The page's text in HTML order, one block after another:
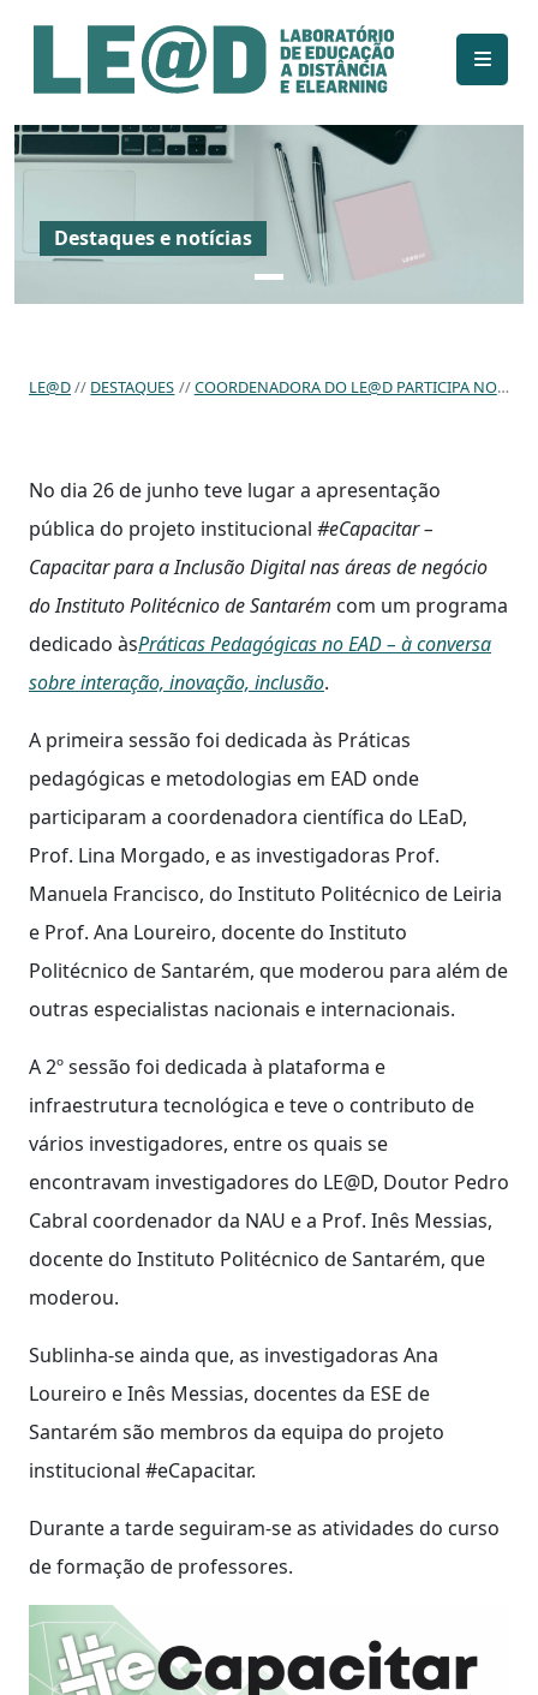
Ir para o conteúdo principal
Informações de acessibilidade
Mapa do site
Destaques e notícias
LE@D DESTAQUES COORDENADORA DO LE@D PARTICIPA NO PROJETO #ECAPACITAR NO INSTITUTO POLITÉCNICO DE SANTARÉM
No dia 26 de junho teve lugar a apresentação
pública do projeto institucional #eCapacitar –
Capacitar para a Inclusão Digital nas áreas de negócio
do Instituto Politécnico de Santarém com um programa
dedicado àsPráticas Pedagógicas no EAD – à conversa
sobre interação, inovação, inclusão.
A primeira sessão foi dedicada às Práticas
pedagógicas e metodologias em EAD onde
participaram a coordenadora científica do LEaD,
Prof. Lina Morgado, e as investigadoras Prof.
Manuela Francisco, do Instituto Politécnico de Leiria
e Prof. Ana Loureiro, docente do Instituto
Politécnico de Santarém, que moderou para além de
outras especialistas nacionais e internacionais.
A 2º sessão foi dedicada à plataforma e
infraestrutura tecnológica e teve o contributo de
vários investigadores, entre os quais se
encontravam investigadores do LE@D, Doutor Pedro
Cabral coordenador da NAU e a Prof. Inês Messias,
docente do Instituto Politécnico de Santarém, que
moderou.
Sublinha-se ainda que, as investigadoras Ana
Loureiro e Inês Messias, docentes da ESE de
Santarém são membros da equipa do projeto
institucional #eCapacitar.
Durante a tarde seguiram-se as atividades do curso
de formação de professores.